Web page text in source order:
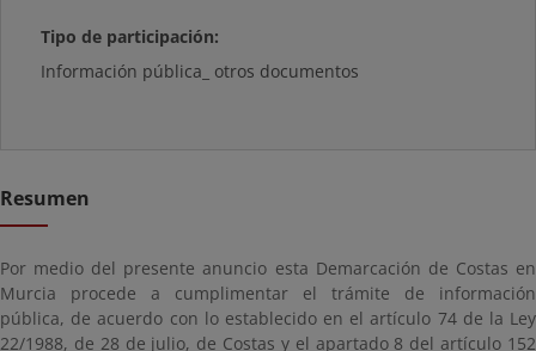
Tipo de participación:
Información pública_ otros documentos
Resumen
Por medio del presente anuncio esta Demarcación de Costas en
Murcia procede a cumplimentar el trámite de información
pública, de acuerdo con lo establecido en el artículo 74 de la Ley
22/1988, de 28 de julio, de Costas y el apartado 8 del artículo 152